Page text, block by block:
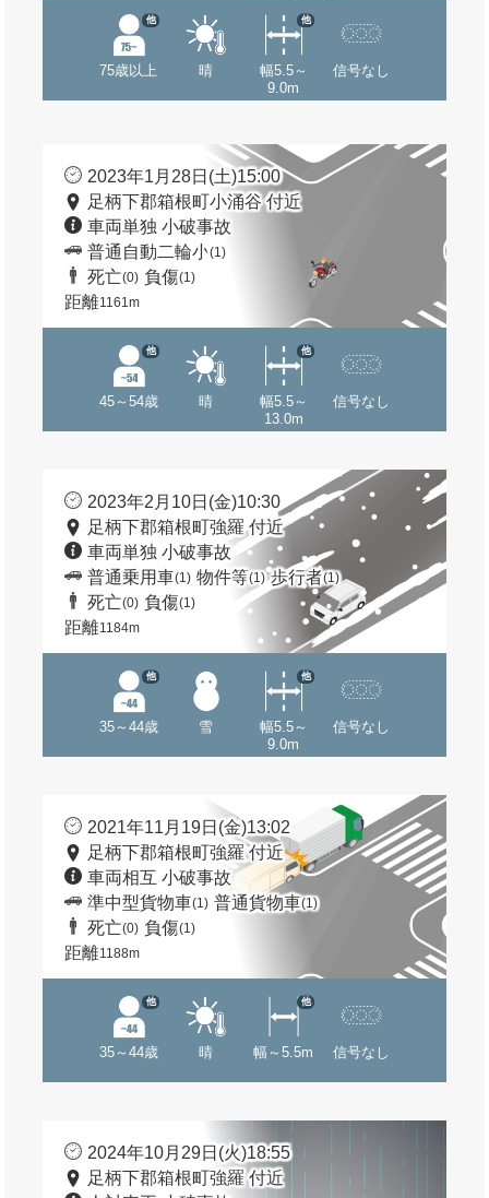
75歳以上
他
晴
幅5.5～
9.0m
他
信号なし
2023年1月28日(土)15:00
足柄下郡箱根町小涌谷 付近
車両単独 小破事故
普通自動二輪小(1)
死亡(0) 負傷(1)
距離1161m
45～54歳
他
晴
幅5.5～
13.0m
他
信号なし
2023年2月10日(金)10:30
足柄下郡箱根町強羅 付近
車両単独 小破事故
普通乗用車(1) 物件等(1) 歩行者(1)
死亡(0) 負傷(1)
距離1184m
35～44歳
他
雪
幅5.5～
9.0m
他
信号なし
2021年11月19日(金)13:02
足柄下郡箱根町強羅 付近
車両相互 小破事故
準中型貨物車(1) 普通貨物車(1)
死亡(0) 負傷(1)
距離1188m
35～44歳
他
晴 幅～5.5m
他
信号なし
2024年10月29日(火)18:55
足柄下郡箱根町強羅 付近